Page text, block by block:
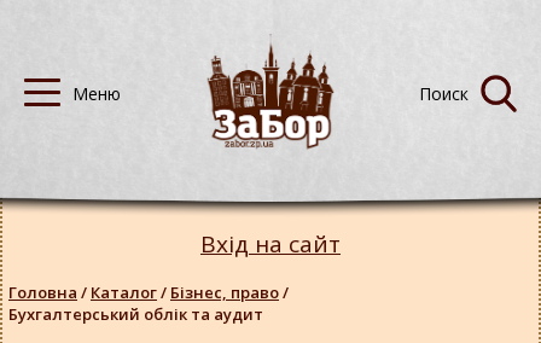
Вхід на сайт
Головна / Каталог/ Бізнес, право/
Бухгалтерський облік та аудит